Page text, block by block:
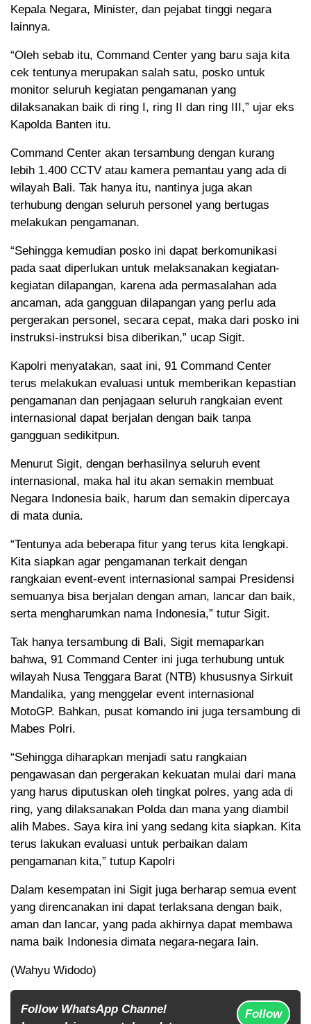
Kepala Negara, Minister, dan pejabat tinggi negara
lainnya.
“Oleh sebab itu, Command Center yang baru saja kita
cek tentunya merupakan salah satu, posko untuk
monitor seluruh kegiatan pengamanan yang
dilaksanakan baik di ring I, ring II dan ring III,” ujar eks
Kapolda Banten itu.
Command Center akan tersambung dengan kurang
lebih 1.400 CCTV atau kamera pemantau yang ada di
wilayah Bali. Tak hanya itu, nantinya juga akan
terhubung dengan seluruh personel yang bertugas
melakukan pengamanan.
“Sehingga kemudian posko ini dapat berkomunikasi
pada saat diperlukan untuk melaksanakan kegiatan-
kegiatan dilapangan, karena ada permasalahan ada
ancaman, ada gangguan dilapangan yang perlu ada
pergerakan personel, secara cepat, maka dari posko ini
instruksi-instruksi bisa diberikan,” ucap Sigit.
Kapolri menyatakan, saat ini, 91 Command Center
terus melakukan evaluasi untuk memberikan kepastian
pengamanan dan penjagaan seluruh rangkaian event
internasional dapat berjalan dengan baik tanpa
gangguan sedikitpun.
Menurut Sigit, dengan berhasilnya seluruh event
internasional, maka hal itu akan semakin membuat
Negara Indonesia baik, harum dan semakin dipercaya
di mata dunia.
“Tentunya ada beberapa fitur yang terus kita lengkapi.
Kita siapkan agar pengamanan terkait dengan
rangkaian event-event internasional sampai Presidensi
semuanya bisa berjalan dengan aman, lancar dan baik,
serta mengharumkan nama Indonesia,” tutur Sigit.
Tak hanya tersambung di Bali, Sigit memaparkan
bahwa, 91 Command Center ini juga terhubung untuk
wilayah Nusa Tenggara Barat (NTB) khususnya Sirkuit
Mandalika, yang menggelar event internasional
MotoGP. Bahkan, pusat komando ini juga tersambung di
Mabes Polri.
“Sehingga diharapkan menjadi satu rangkaian
pengawasan dan pergerakan kekuatan mulai dari mana
yang harus diputuskan oleh tingkat polres, yang ada di
ring, yang dilaksanakan Polda dan mana yang diambil
alih Mabes. Saya kira ini yang sedang kita siapkan. Kita
terus lakukan evaluasi untuk perbaikan dalam
pengamanan kita,” tutup Kapolri
Dalam kesempatan ini Sigit juga berharap semua event
yang direncanakan ini dapat terlaksana dengan baik,
aman dan lancar, yang pada akhirnya dapat membawa
nama baik Indonesia dimata negara-negara lain.
(Wahyu Widodo)
Follow WhatsApp Channel
Follow